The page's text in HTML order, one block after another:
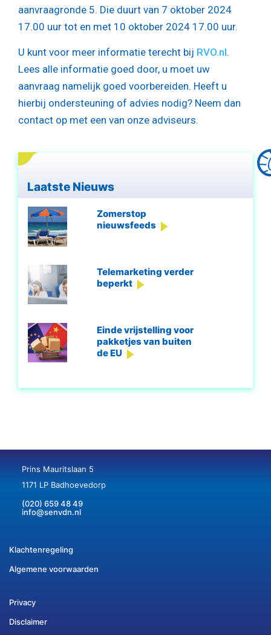
aanvraagronde 5. Die duurt van 7 oktober 2024
17.00 uur tot en met 10 oktober 2024 17.00 uur.
U kunt voor meer informatie terecht bij RVO.nl.
Lees alle informatie goed door, u moet uw
aanvraag namelijk goed voorbereiden. Heeft u
hierbij ondersteuning of advies nodig? Neem dan
contact op met een van onze adviseurs.
Laatste Nieuws
Zomerstop
nieuwsfeeds
Telemarketing verder
beperkt
Einde vrijstelling voor
pakketjes van buiten
de EU
Prins Mauritslaan 5
1171 LP Badhoevedorp
(020) 659 48 49
info@senvdn.nl
Klachtenregeling
Algemene voorwaarden
Privacy
Disclaimer